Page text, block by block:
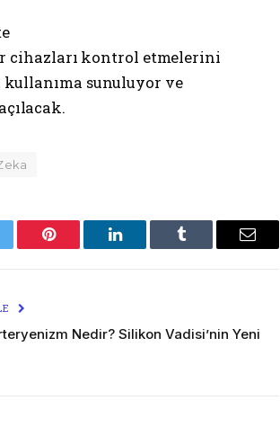
cihazları kontrol etmelerini
sunuluyor ve
Pinterest LinkedIn Tumblr Email
Nedir? Silikon Vadisi’nin Yeni